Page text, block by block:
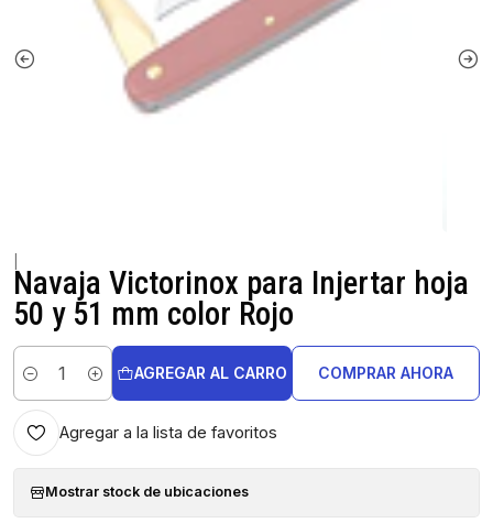
Navaja Victorinox para Injertar hoja
50 y 51 mm color Rojo
Cantidad
AGREGAR AL CARRO COMPRAR AHORA
Agregar a la lista de favoritos
Mostrar stock de ubicaciones